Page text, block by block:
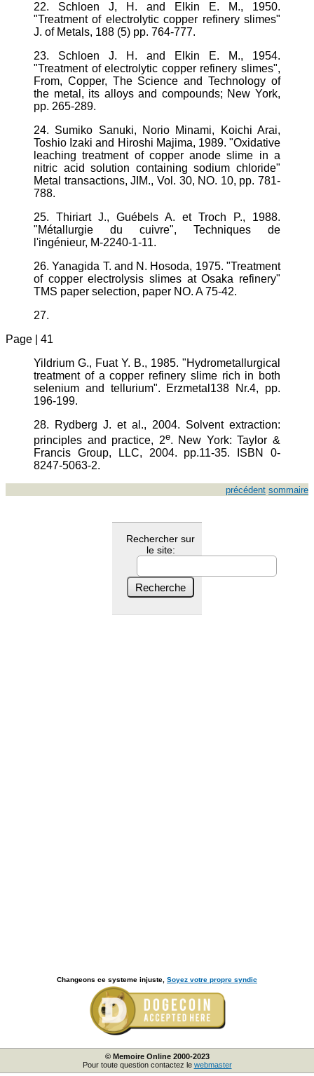
22. Schloen J, H. and Elkin E. M., 1950.
"Treatment of electrolytic copper refinery slimes"
J. of Metals, 188 (5) pp. 764-777.
23. Schloen J. H. and Elkin E. M., 1954.
"Treatment of electrolytic copper refinery slimes",
From, Copper, The Science and Technology of
the metal, its alloys and compounds; New York,
pp. 265-289.
24. Sumiko Sanuki, Norio Minami, Koichi Arai,
Toshio Izaki and Hiroshi Majima, 1989. "Oxidative
leaching treatment of copper anode slime in a
nitric acid solution containing sodium chloride"
Metal transactions, JIM., Vol. 30, NO. 10, pp. 781-
788.
25. Thiriart J., Guébels A. et Troch P., 1988.
"Métallurgie du cuivre", Techniques de
l'ingénieur, M-2240-1-11.
26. Yanagida T. and N. Hosoda, 1975. "Treatment
of copper electrolysis slimes at Osaka refinery"
TMS paper selection, paper NO. A 75-42.
27.
Page | 41
Yildrium G., Fuat Y. B., 1985. "Hydrometallurgical
treatment of a copper refinery slime rich in both
selenium and tellurium". Erzmetal138 Nr.4, pp.
196-199.
28. Rydberg J. et al., 2004. Solvent extraction:
principles and practice, 2e. New York: Taylor &
Francis Group, LLC, 2004. pp.11-35. ISBN 0-
8247-5063-2.
précédent sommaire
Rechercher sur
le site:
Changeons ce systeme injuste, Soyez votre propre syndic
© Memoire Online 2000-2023
Pour toute question contactez le webmaster